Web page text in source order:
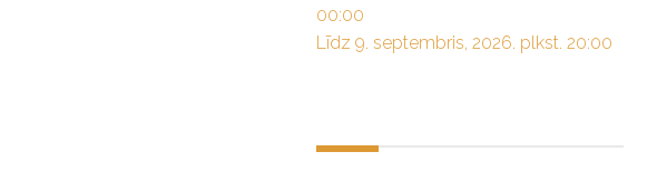
00:00
Līdz 9. septembris, 2026. plkst. 20:00